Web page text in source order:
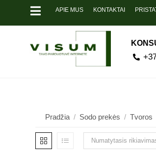
APIE MUS KONTAKTAI
Pradžia / Sodo prekės / Tvoros
Numatytasis